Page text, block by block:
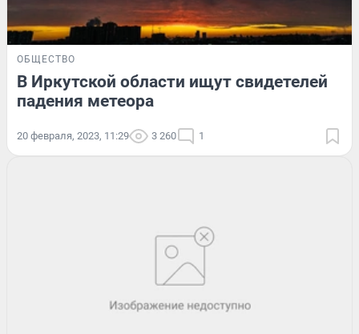
ОБЩЕСТВО
В Иркутской области ищут свидетелей
падения метеора
20 февраля, 2023, 11:29 3 260 1